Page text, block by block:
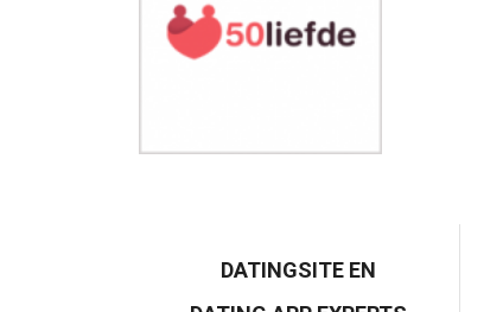
DATINGSITE EN